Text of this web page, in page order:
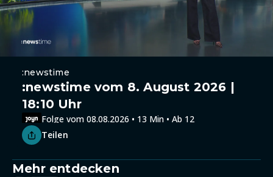
:newstime
:newstime vom 8. August 2026 |
18:10 Uhr
Folge vom 08.08.2026 • 13 Min • Ab 12
Teilen
Mehr entdecken